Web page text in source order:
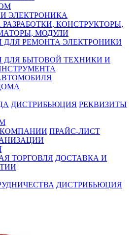
ЭЛЕКТРОНИКА
РАЗРАБОТКИ, КОНСТРУКТОРЫ,
МОДУЛИ
ДЛЯ РЕМОНТА ЭЛЕКТРОНИКИ
ДЛЯ БЫТОВОЙ ТЕХНИКИ И
ДИСТРИБЬЮЦИЯ РЕКВИЗИТЫ
КОМПАНИИ ПРАЙС-ЛИСТ
ТОРГОВЛЯ ДОСТАВКА И
ДИСТРИБЬЮЦИЯ